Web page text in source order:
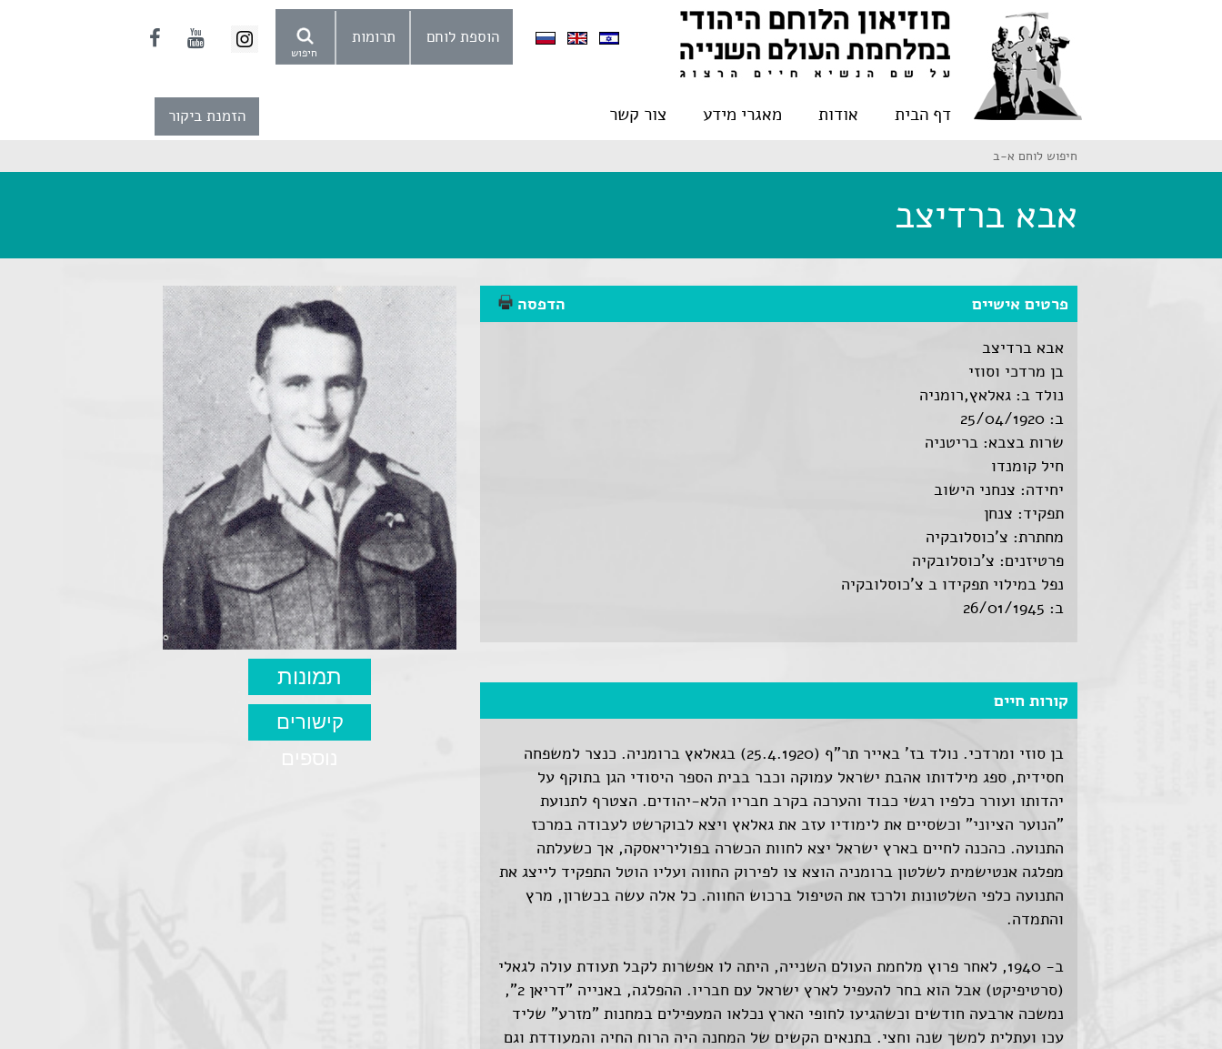
חיפוש
הוספת לוחם תרומות
דף הבית אודות מאגרי מידע צור קשר הזמנת ביקור
חיפוש לוחם א-ב
אבא ברדיצב
פרטים אישיים
הדפסה
אבא ברדיצב
בן מרדכי וסוזי
נולד ב: גאלאץ,רומניה
ב: 25/04/1920
שרות בצבא: בריטניה
חיל קומנדו
יחידה: צנחני הישוב
תפקיד: צנחן
מחתרת: צ'כוסלובקיה
פרטיזנים: צ'כוסלובקיה
נפל במילוי תפקידו ב צ'כוסלובקיה
ב: 26/01/1945
קורות חיים
בן סוזי ומרדכי. נולד בז' באייר תר"ף (25.4.1920) בגאלאץ ברומניה. כנצר למשפחה
חסידית, ספג מילדותו אהבת ישראל עמוקה וכבר בבית הספר היסודי הגן בתוקף על
יהדותו ועורר כלפיו רגשי כבוד והערכה בקרב חבריו הלא-יהודים. הצטרף לתנועת
"הנוער הציוני" וכשסיים את לימודיו עזב את גאלאץ ויצא לבוקרשט לעבודה במרכז
התנועה. כהכנה לחיים בארץ ישראל יצא לחוות הכשרה בפוליריאסקה, אך כשעלתה
מפלגה אנטישמית לשלטון ברומניה הוצא צו לפירוק החווה ועליו הוטל התפקיד לייצג את
התנועה כלפי השלטונות ולרכז את הטיפול ברכוש החווה. כל אלה עשה בכשרון, מרץ
והתמדה.
ב- 1940, לאחר פרוץ מלחמת העולם השנייה, היתה לו אפשרות לקבל תעודת עולה לגאלי
(סרטיפיקט) אבל הוא בחר להעפיל לארץ ישראל עם חבריו. ההפלגה, באנייה "דריאן 2",
נמשכה ארבעה חודשים וכשהגיעו לחופי הארץ נכלאו המעפילים במחנות "מזרע" שליד
עכו ועתלית למשך שנה וחצי. בתנאים הקשים של המחנה היה הרוח החיה והמעודדת וגם
תמונות
קישורים